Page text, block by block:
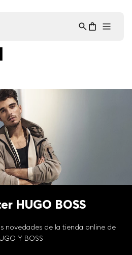
HUGO BOSS
novedades de la tienda online de
Y BOSS
⋮